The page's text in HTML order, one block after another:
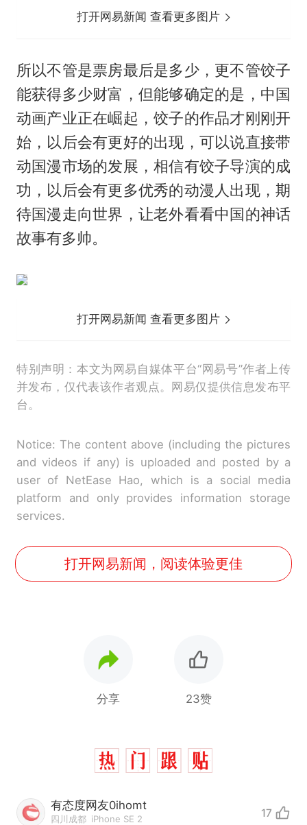
打开网易新闻 查看更多图片
所以不管是票房最后是多少，更不管饺子
能获得多少财富，但能够确定的是，中国
动画产业正在崛起，饺子的作品才刚刚开
始，以后会有更好的出现，可以说直接带
动国漫市场的发展，相信有饺子导演的成
功，以后会有更多优秀的动漫人出现，期
待国漫走向世界，让老外看看中国的神话
故事有多帅。
打开网易新闻 查看更多图片
特别声明：本文为网易自媒体平台“网易号”作者上传
并发布，仅代表该作者观点。网易仅提供信息发布平
台。
Notice: The content above (including the pictures
and videos if any) is uploaded and posted by a
user of NetEase Hao, which is a social media
platform and only provides information storage
services.
打开网易新闻，阅读体验更佳
分享 23赞
有态度网友0ihomt
四川成都 iPhone SE 2 17